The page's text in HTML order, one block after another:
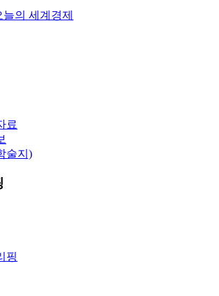
늘의 세계경제
료
술지)
핑